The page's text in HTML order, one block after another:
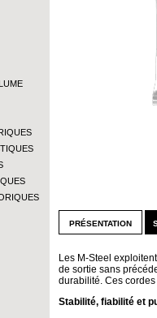
présentation
Les M-Steel
de sortie sans
durabilité. Ces
Stabilité, fiabilité et